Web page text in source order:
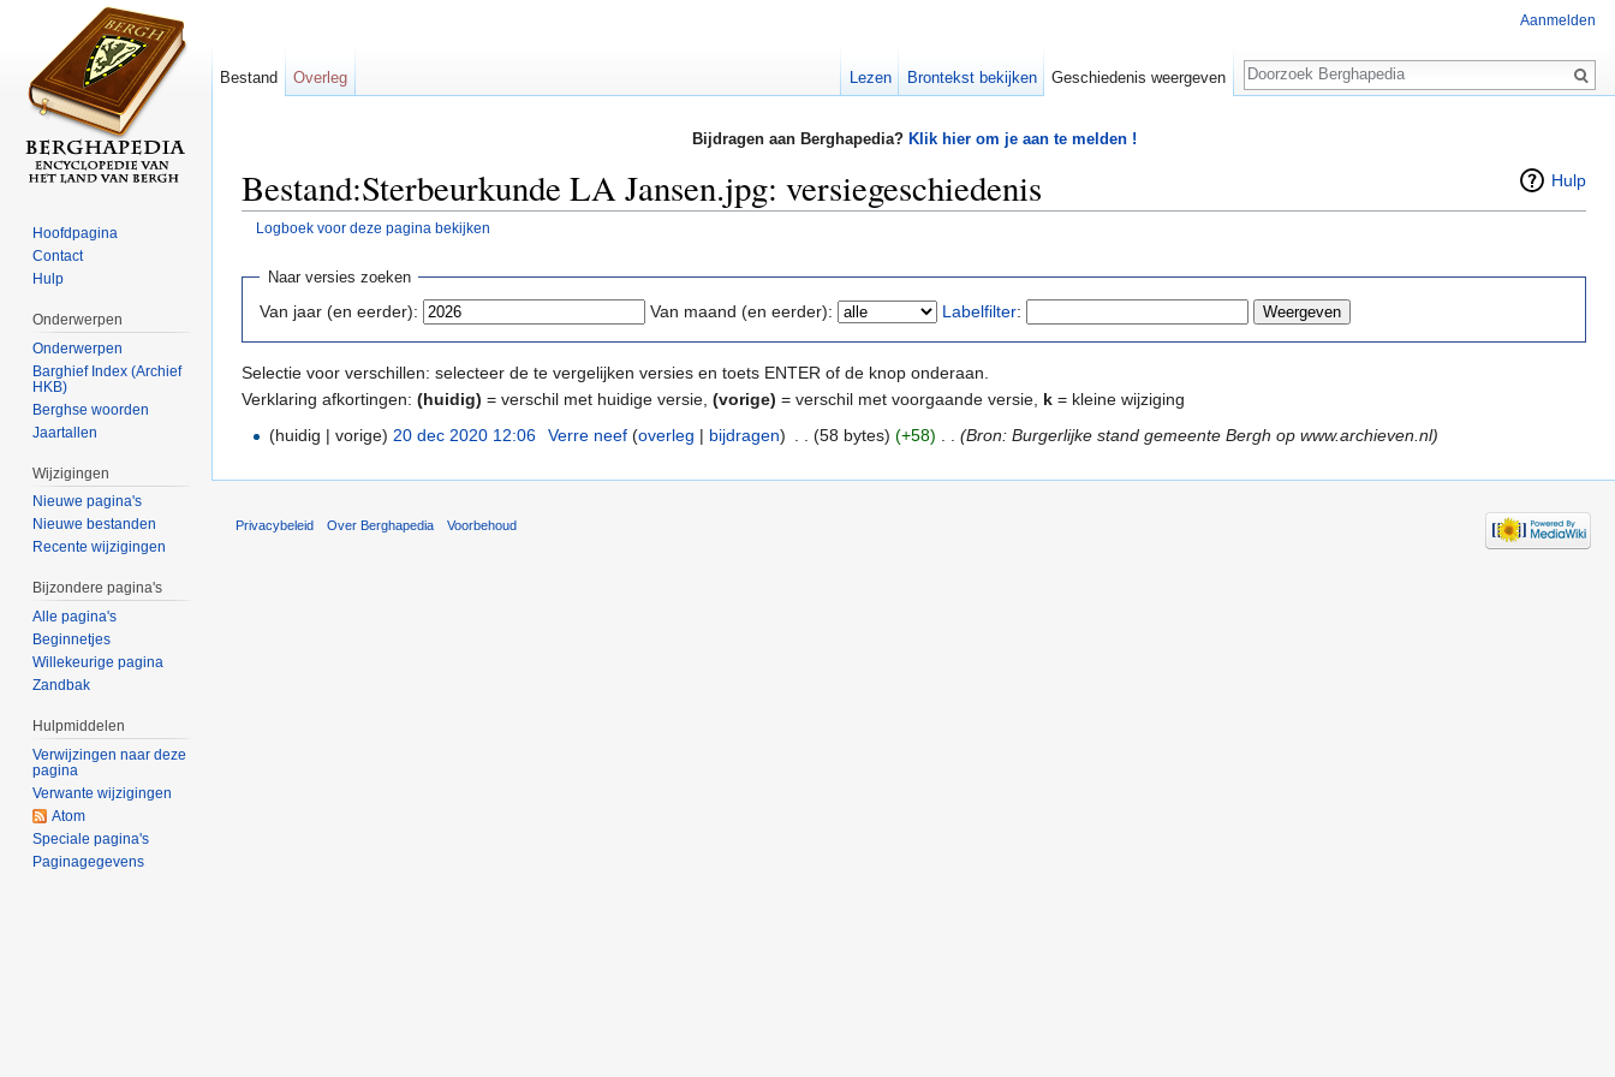
Bijdragen aan Berghapedia? Klik hier om je aan te melden !
Hulp
Bestand:Sterbeurkunde LA Jansen.jpg: versiegeschiedenis
Logboek voor deze pagina bekijken
Naar versies zoeken
Van jaar (en eerder): Van maand (en eerder): Labelfilter:
Selectie voor verschillen: selecteer de te vergelijken versies en toets ENTER of de knop onderaan.
Verklaring afkortingen: (huidig) = verschil met huidige versie, (vorige) = verschil met voorgaande versie, k = kleine wijziging
(huidig | vorige) 20 dec 2020 12:06 Verre neef (overleg | bijdragen) (58 bytes) (+58) (Bron: Burgerlijke stand gemeente Bergh op www.archieven.nl)
Aanmelden
Bestand Overleg Lezen Brontekst bekijken Geschiedenis weergeven
Zoeken
Hoofdpagina
Contact
Hulp
Onderwerpen
Onderwerpen
Barghief Index (Archief
HKB)
Berghse woorden
Jaartallen
Wijzigingen
Nieuwe pagina's
Nieuwe bestanden
Recente wijzigingen
Bijzondere pagina's
Alle pagina's
Beginnetjes
Willekeurige pagina
Zandbak
Hulpmiddelen
Verwijzingen naar deze
pagina
Verwante wijzigingen
Atom
Speciale pagina's
Paginagegevens
Privacybeleid Over Berghapedia Voorbehoud